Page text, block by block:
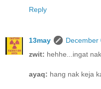
Reply
13may
December
zwit: hehhe...ingat
ayaq: hang nak keja